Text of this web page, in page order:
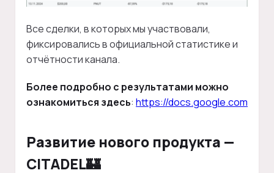
Все сделки, в которых мы участвовали,
фиксировались в официальной статистике и
отчётности канала.
Более подробно с результатами можно
ознакомиться здесь: https://docs.google.com
Развитие нового продукта —
CITADEL🏰